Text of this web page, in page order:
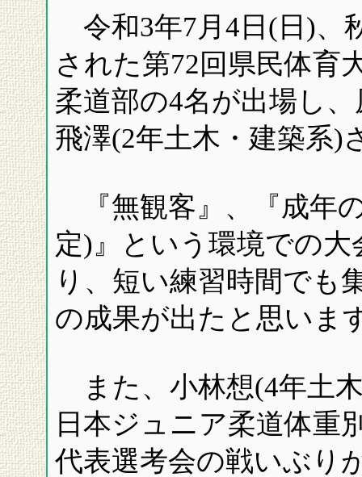
令和3年7月4日(日)、
された第72回県民体育
柔道部の4名が出場し
飛澤(2年土木・建築系)
『無観客』、『成年
定)』という環境での
り、短い練習時間でも
の成果が出たと思いま
また、小林想(4年土
日本ジュニア柔道体重
代表選考会の戦いぶり